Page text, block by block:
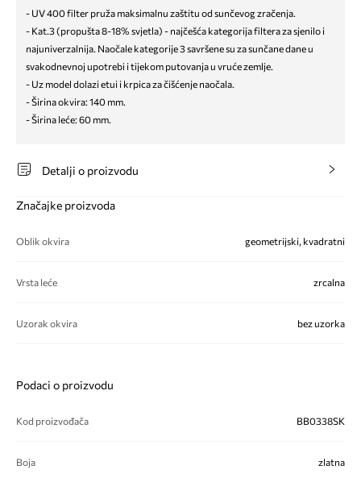
- UV 400 filter pruža maksimalnu zaštitu od sunčevog zračenja.
- Kat.3 (propušta 8-18% svjetla) - najčešća kategorija filtera za sjenilo i
najuniverzalnija. Naočale kategorije 3 savršene su za sunčane dane u
svakodnevnoj upotrebi i tijekom putovanja u vruće zemlje.
- Uz model dolazi etui i krpica za čišćenje naočala.
- Širina okvira: 140 mm.
- Širina leće: 60 mm.
Detalji o proizvodu
Značajke proizvoda
Oblik okvira geometrijski, kvadratni
Vrsta leće zrcalna
Uzorak okvira bez uzorka
Podaci o proizvodu
Kod proizvođača BB0338SK
Boja zlatna